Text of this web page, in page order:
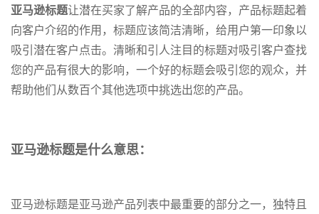
亚马逊标题让潜在买家了解产品的全部内容，产品标题起着
向客户介绍的作用，标题应该简洁清晰，给用户第一印象以
吸引潜在客户点击。清晰和引人注目的标题对吸引客户查找
您的产品有很大的影响，一个好的标题会吸引您的观众，并
帮助他们从数百个其他选项中挑选出您的产品。
亚马逊标题是什么意思：
亚马逊标题是亚马逊产品列表中最重要的部分之一，独特且